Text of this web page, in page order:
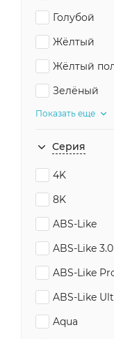
Голубой
Жёлтый
Жёлтый
Зелёный
Показать еще
Серия
4K
8K
ABS-Like
ABS-Like 3.0
ABS-Like
ABS-Like
Aqua